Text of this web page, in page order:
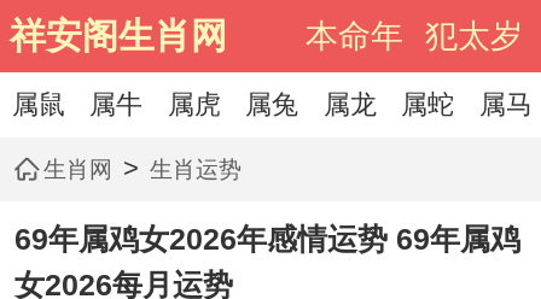
祥安阁生肖网 本命年 犯太岁
属鼠 属牛 属虎 属兔 属龙 属蛇 属马
生肖网 > 生肖运势
69年属鸡女2026年感情运势 69年属鸡
女2026每月运势